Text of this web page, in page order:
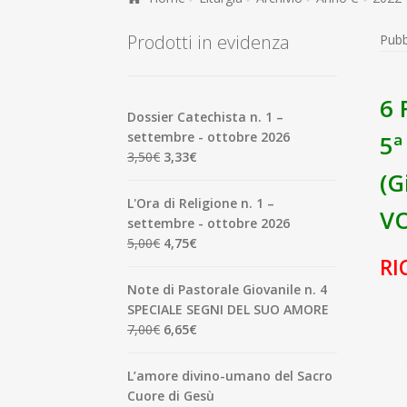
6
Prodotti in evidenza
Dossier Catechista n. 1 –
settembre - ottobre 2026
3,50€ Il
originale
era:
3,50€.
3,33€
attuale
è:
L'Ora di Religione n. 1 –
settembre - ottobre 2026
5,00€ Il
originale
era:
5,00€.
4,75€
attuale
è:
Note di Pastorale Giovanile n. 4
SPECIALE SEGNI DEL SUO AMORE
7,00€ Il
originale
era:
6,65€
attuale
L’amore divino-umano del Sacro
Cuore di Gesù